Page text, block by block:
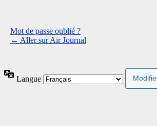
Mot de passe oublié ?
← Aller sur Air Journal
Langue